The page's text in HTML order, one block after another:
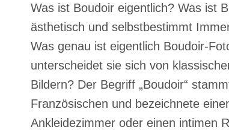
Was ist Boudoir eigentlich? Was ist
ästhetisch und selbstbestimmt
Was genau ist eigentlich Boudoir-
unterscheidet sie sich von
Bildern? Der Begriff „Boudoir“
Französischen und bezeichnete
Ankleidezimmer oder einen intimen